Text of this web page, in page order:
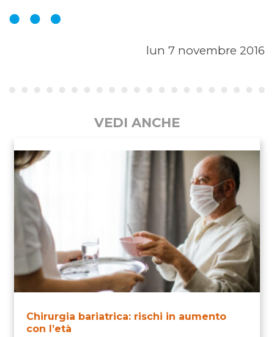
lun 7 novembre 2016
VEDI ANCHE
Chirurgia bariatrica: rischi in aumento
con l’età